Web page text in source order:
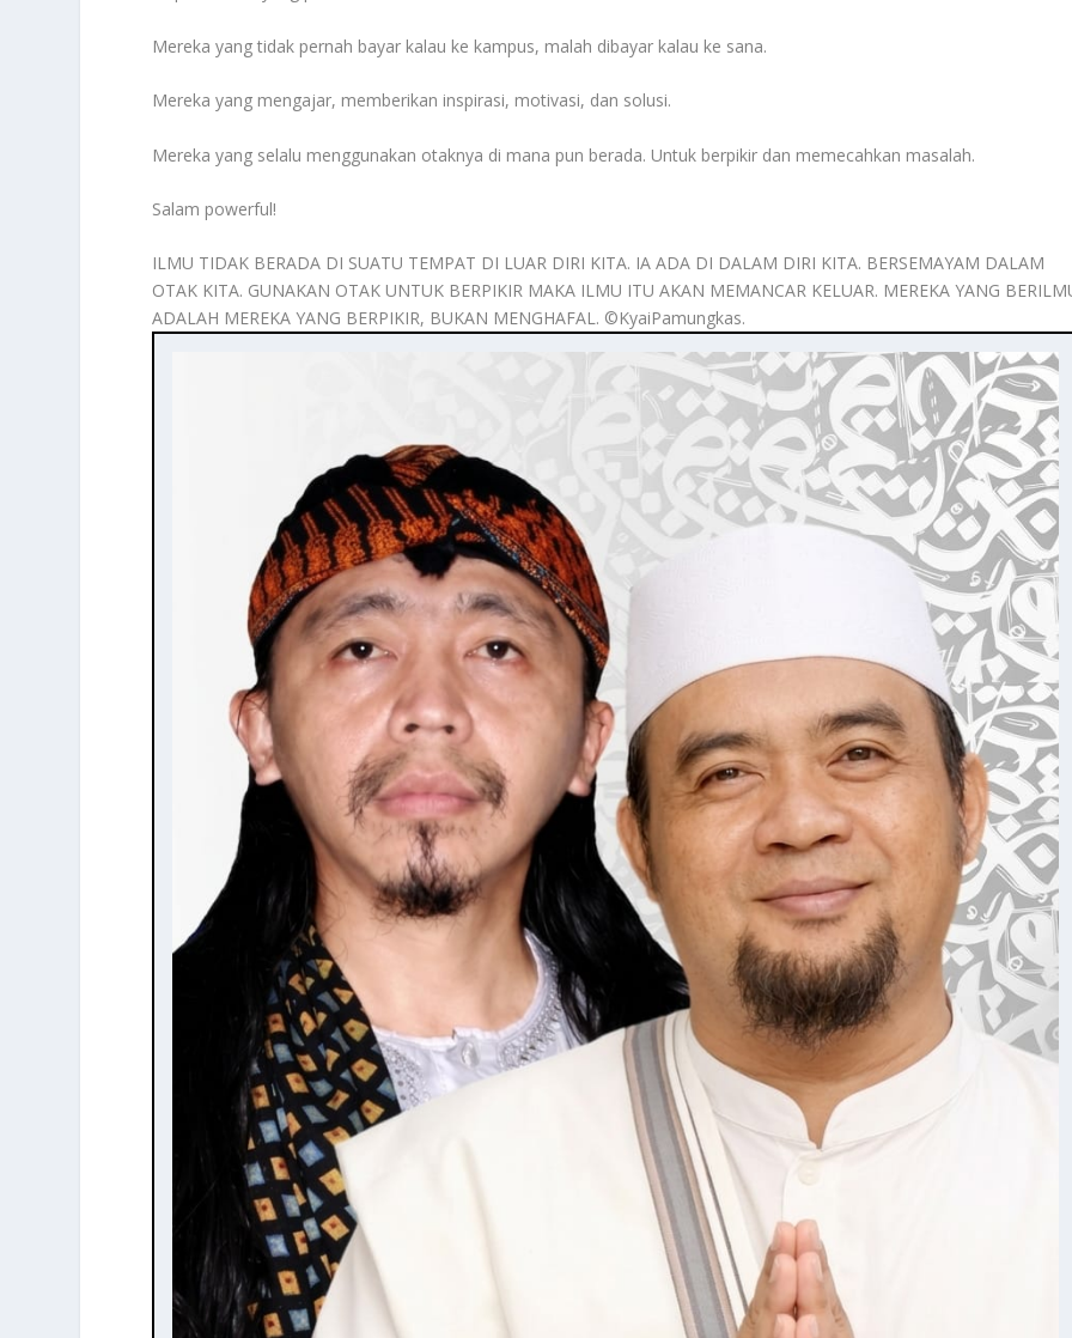
Mereka yang tidak pernah bayar kalau ke kampus, malah dibayar kalau ke sana.
Mereka yang mengajar, memberikan inspirasi, motivasi, dan solusi.
Mereka yang selalu menggunakan otaknya di mana pun berada. Untuk berpikir dan memecahkan masalah.
Salam powerful!
ILMU TIDAK BERADA DI SUATU TEMPAT DI LUAR DIRI KITA. IA ADA DI DALAM DIRI KITA. BERSEMAYAM DALAM
OTAK KITA. GUNAKAN OTAK UNTUK BERPIKIR MAKA ILMU ITU AKAN MEMANCAR KELUAR. MEREKA YANG
ADALAH MEREKA YANG BERPIKIR, BUKAN MENGHAFAL. ©️KyaiPamungkas.